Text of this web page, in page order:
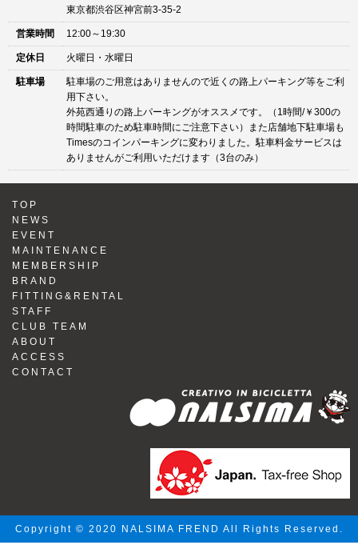
東京都渋谷区神宮前3-35-2
営業時間 12:00～19:30
定休日 火曜日・水曜日
駐車場
駐車場のご用意はありませんので近くの路上パーキング等をご利
用下さい。
外苑西通りの路上パーキングがオススメです。（1時間/￥300の
時間駐車のため駐車時間にご注意下さい）また店舗地下駐車場も
Timesのコインパーキングに変わりました。駐車料金サービスは
ありませんがご利用いただけます（3台のみ）
TOP
NEWS
EVENT
MAINTENANCE
MEMBERSHIP
BRAND
FITTING&RENTAL
STAFF
CLUB TEAM
ABOUT
ACCESS
CONTACT
Copyright © 2020 NALSIMA FREND All Rights Reserved.